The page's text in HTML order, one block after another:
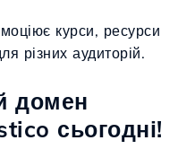
курси, ресурси
різних аудиторій.
домен
сьогодні!